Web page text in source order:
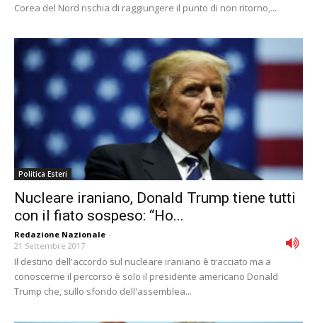
Corea del Nord rischia di raggiungere il punto di non ritorno,...
Politica Esteri
Nucleare iraniano, Donald Trump tiene tutti
con il fiato sospeso: “Ho...
Redazione Nazionale -
21 Settembre 2017
Il destino dell'accordo sul nucleare iraniano è tracciato ma a
conoscerne il percorso è solo il presidente americano Donald
Trump che, sullo sfondo dell'assemblea...